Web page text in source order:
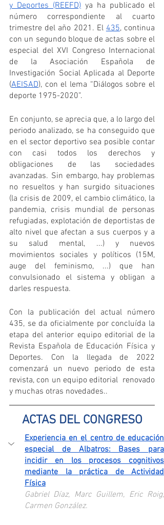
y Deportes (REEFD) ya ha publicado el
número correspondiente al cuarto
trimestre del año 2021. El 435, continua
con un segundo bloque de actas sobre el
especial del XVI Congreso Internacional
de la Asociación Española de
Investigación Social Aplicada al Deporte
(AEISAD), con el lema “Diálogos sobre el
deporte 1975-2020”.
En conjunto, se aprecia que, a lo largo del
periodo analizado, se ha conseguido que
en el sector deportivo sea posible contar
con casi todos los derechos y
obligaciones de las sociedades
avanzadas. Sin embargo, hay problemas
no resueltos y han surgido situaciones
(la crisis de 2009, el cambio climático, la
pandemia, crisis mundial de personas
refugiadas, explotación de deportistas de
alto nivel que afectan a sus cuerpos y a
su salud mental, ...) y nuevos
movimientos sociales y políticos (15M,
auge del feminismo, ...) que han
convulsionado el sistema y obligan a
darles respuesta.
Con la publicación del actual número
435, se da oficialmente por concluída la
etapa del anterior equipo editorial de la
Revista Española de Educación Física y
Deportes. Con la llegada de 2022
comenzará un nuevo periodo de esta
revista, con un equipo editorial  renovado
y muchas otras novedades..
ACTAS DEL CONGRESO
Experiencia en el centro de educación
especial de Albatros: Bases para
incidir en los procesos cognitivos
mediante la práctica de Actividad
Física
Gabriel Díaz, Marc Guillem, Eric Roig,
Carmen González.